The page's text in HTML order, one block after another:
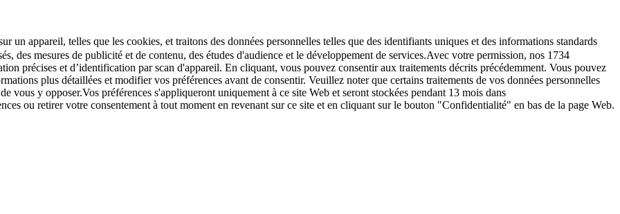
un appareil, telles que les cookies, et traitons des données personnelles telles que des identifiants uniques et des informations standards
des mesures de publicité et de contenu, des études d'audience et le développement de services.Avec votre permission, nos 1734
précises et d’identification par scan d'appareil. En cliquant, vous pouvez consentir aux traitements décrits précédemment. Vous pouvez
plus détaillées et modifier vos préférences avant de consentir. Veuillez noter que certains traitements de vos données personnelles
vous y opposer.Vos préférences s'appliqueront uniquement à ce site Web et seront stockées pendant 13 mois dans
ou retirer votre consentement à tout moment en revenant sur ce site et en cliquant sur le bouton "Confidentialité" en bas de la page Web.